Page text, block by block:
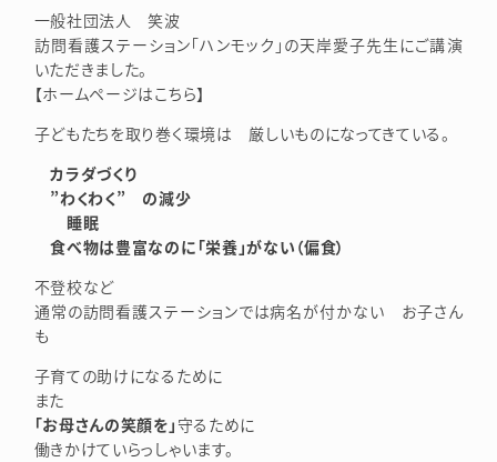
一般社団法人 笑波
訪問看護ステーション「ハンモック」の天岸愛子先生にご講演
いただきました。
【ホームページはこちら】
子どもたちを取り巻く環境は 厳しいものになってきている。
カラダづくり
”わくわく” の減少
睡眠
食べ物は豊富なのに「栄養」がない（偏食）
不登校など
通常の訪問看護ステーションでは病名が付かない お子さん
も
子育ての助けになるために
また
「お母さんの笑顔を」守るために
働きかけていらっしゃいます。